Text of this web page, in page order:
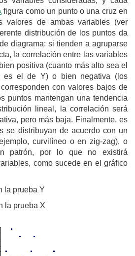
figura como un punto o una cruz en
valores de ambas variables (ver
distribución de los puntos da
diagrama: si tienden a agruparse
la correlación entre las variables
positiva (cuanto más alto sea el
es el de Y) o bien negativa (los
con valores bajos de
puntos mantengan una tendencia
lineal, la correlación será
pero más baja. Finalmente, es
se distribuyan de acuerdo con un
curvilíneo o en zig-zag), o
patrón, por lo que no existirá
como sucede en el gráfico
la prueba Y
la prueba X